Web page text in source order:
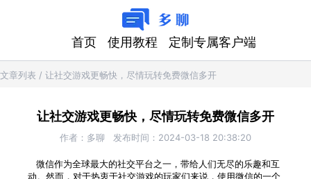
首页 使用教程 定制专属客户端
文章列表 / 让社交游戏更畅快，尽情玩转免费微信多开
让社交游戏更畅快，尽情玩转免费微信多开
作者： 多聊 发布时间： 2024-03-18 20:38:20
微信作为全球最大的社交平台之一，带给人们无尽的乐趣和互
动。然而，对于热衷于社交游戏的玩家们来说，使用微信的一个